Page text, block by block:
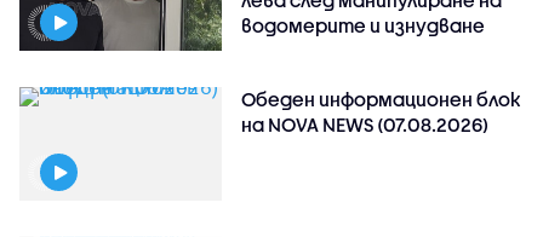
водомерите и изнудване
Обеден информационен блок
на NOVA NEWS (07.08.2026)